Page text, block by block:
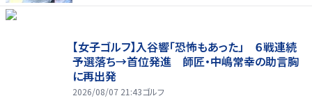
【女子ゴルフ】入谷響「恐怖もあった」 ６戦連続
予選落ち→首位発進 師匠・中嶋常幸の助言胸
に再出発
2026/08/07 21:43ゴルフ